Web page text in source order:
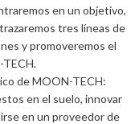
en un objetivo,
tres líneas de
y promoveremos el
de MOON-TECH:
en el suelo, innovar
en un proveedor de